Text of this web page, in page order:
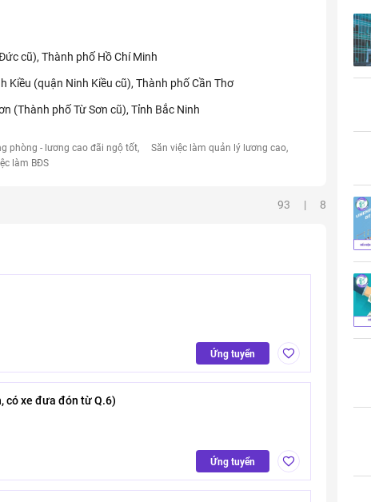
cũ), Thành phố Hồ Chí Minh
Kiều (quận Ninh Kiều cũ), Thành phố Cần Thơ
(Thành phố Từ Sơn cũ), Tỉnh Bắc Ninh
phòng - lương cao đãi ngộ tốt
Săn việc làm quản lý lương cao
làm BĐS
93 | 8
Ứng tuyển
có xe đưa đón từ Q.6)
Ứng tuyển